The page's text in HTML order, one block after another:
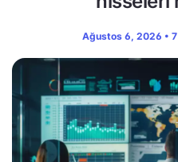
Ağustos 6, 2026 •